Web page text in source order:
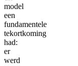
model
een
fundamentele
tekortkoming
had:
er
werd